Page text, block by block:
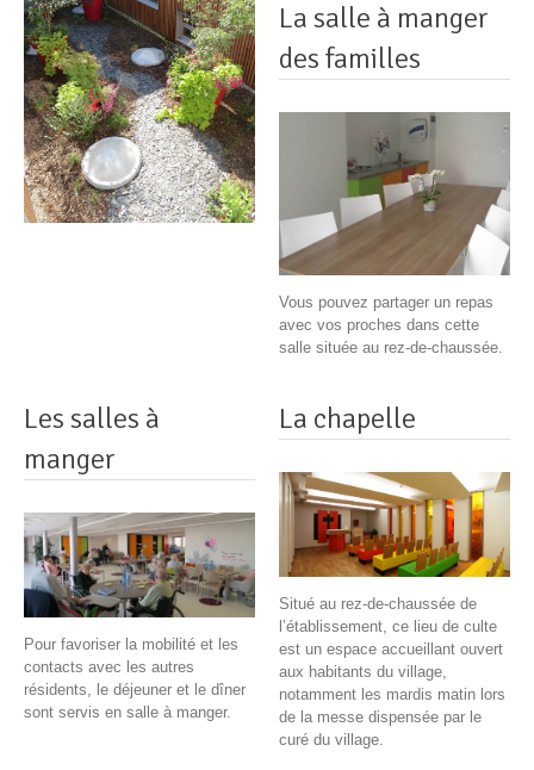
La salle à manger
des familles
Vous pouvez partager un repas
avec vos proches dans cette
salle située au rez-de-chaussée.
Les salles à
manger
Pour favoriser la mobilité et les
contacts avec les autres
résidents, le déjeuner et le dîner
sont servis en salle à manger.
La chapelle
Situé au rez-de-chaussée de
l’établissement, ce lieu de culte
est un espace accueillant ouvert
aux habitants du village,
notamment les mardis matin lors
de la messe dispensée par le
curé du village.